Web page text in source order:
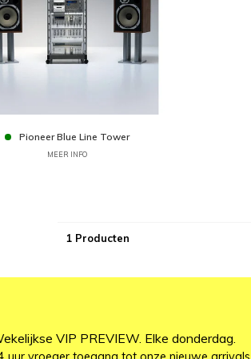
Pioneer Blue Line Tower
MEER INFO
1 Producten
VIP PREVIEW. Elke donderdag.